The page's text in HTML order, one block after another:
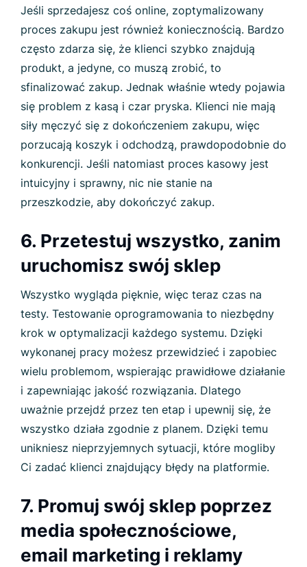
Jeśli sprzedajesz coś online, zoptymalizowany
proces zakupu jest również koniecznością. Bardzo
często zdarza się, że klienci szybko znajdują
produkt, a jedyne, co muszą zrobić, to
sfinalizować zakup. Jednak właśnie wtedy pojawia
się problem z kasą i czar pryska. Klienci nie mają
siły męczyć się z dokończeniem zakupu, więc
porzucają koszyk i odchodzą, prawdopodobnie do
konkurencji. Jeśli natomiast proces kasowy jest
intuicyjny i sprawny, nic nie stanie na
przeszkodzie, aby dokończyć zakup.
6. Przetestuj wszystko, zanim
uruchomisz swój sklep
Wszystko wygląda pięknie, więc teraz czas na
testy. Testowanie oprogramowania to niezbędny
krok w optymalizacji każdego systemu. Dzięki
wykonanej pracy możesz przewidzieć i zapobiec
wielu problemom, wspierając prawidłowe działanie
i zapewniając jakość rozwiązania. Dlatego
uważnie przejdź przez ten etap i upewnij się, że
wszystko działa zgodnie z planem. Dzięki temu
unikniesz nieprzyjemnych sytuacji, które mogliby
Ci zadać klienci znajdujący błędy na platformie.
7. Promuj swój sklep poprzez
media społecznościowe,
email marketing i reklamy